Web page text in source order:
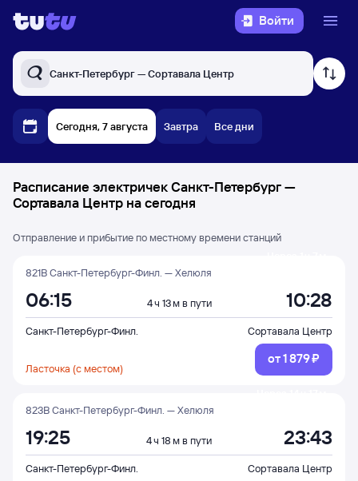
Войти
Санкт-Петербург — Сортавала Центр
Сегодня, 7 августа Завтра Все дни
Расписание электричек Санкт-Петербург —
Сортавала Центр на сегодня
Отправление и прибытие по местному времени станций
821В Санкт-Петербург-Финл. — Хелюля
06:15 4 ч 13 м в пути 10:28
Санкт-Петербург-Финл. Сортавала Центр
Ласточка (с местом)
от1 ⁠879 ⁠₽
823В Санкт-Петербург-Финл. — Хелюля
19:25 4 ч 18 м в пути 23:43
Санкт-Петербург-Финл.
Сортавала Центр